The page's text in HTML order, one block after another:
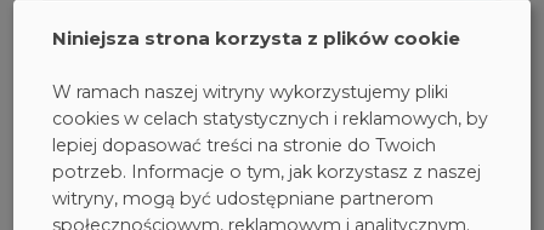
05 listopada 2024
Niniejsza strona korzysta z plików cookie
W ramach naszej witryny wykorzystujemy pliki
cookies w celach statystycznych i reklamowych, by
lepiej dopasować treści na stronie do Twoich
potrzeb. Informacje o tym, jak korzystasz z naszej
witryny, mogą być udostępniane partnerom
społecznościowym, reklamowym i analitycznym.